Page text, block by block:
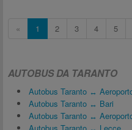
« 1 2 3 4 5
AUTOBUS DA TARANTO
Autobus Taranto ↔
Autobus Taranto ↔ Bari
Autobus Taranto ↔